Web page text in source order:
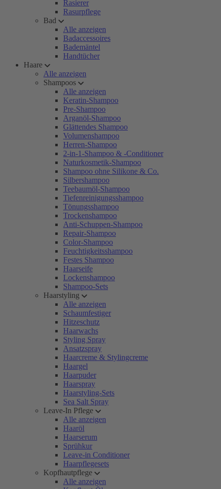
Rasierer
Rasurpflege
Bad
Alle anzeigen
Badaccessoires
Bademäntel
Handtücher
Haare
Alle anzeigen
Shampoos
Alle anzeigen
Keratin-Shampoo
Pre-Shampoo
Arganöl-Shampoo
Glättendes Shampoo
Volumenshampoo
Herren-Shampoo
2-in-1-Shampoo & -Conditioner
Naturkosmetik-Shampoo
Shampoo ohne Silikone & Co.
Silbershampoo
Teebaumöl-Shampoo
Tiefenreinigungsshampoo
Tönungsshampoo
Trockenshampoo
Anti-Schuppen-Shampoo
Repair-Shampoo
Color-Shampoo
Feuchtigkeitsshampoo
Festes Shampoo
Haarseife
Lockenshampoo
Shampoo-Sets
Haarstyling
Alle anzeigen
Schaumfestiger
Hitzeschutz
Haarwachs
Styling Spray
Ansatzspray
Haarcreme & Stylingcreme
Haargel
Haarpuder
Haarspray
Haarstyling-Sets
Sea Salt Spray
Leave-In Pflege
Alle anzeigen
Haaröl
Haarserum
Sprühkur
Leave-in Conditioner
Haarpflegesets
Kopfhautpflege
Alle anzeigen